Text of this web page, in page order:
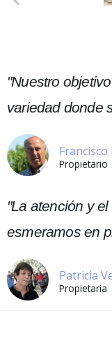
"Nuestro
variedad donde
Propietario
"La atención y
esmeramos en
Patricia
Propietaria